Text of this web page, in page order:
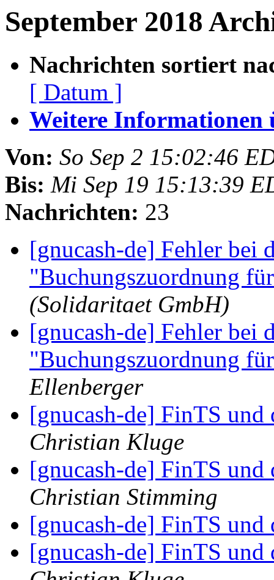
September 2018
Nachrichten sortiert
[ Datum ]
Weitere Informationen
Von: So Sep 2 15:02:46
Bis: Mi Sep 19 15:13:39
Nachrichten: 23
[gnucash-de] Fehler bei
"Buchungszuordnung
(Solidaritaet GmbH)
[gnucash-de] Fehler bei
"Buchungszuordnung
Ellenberger
[gnucash-de] FinTS
Christian Kluge
[gnucash-de] FinTS
Christian Stimming
[gnucash-de] FinTS
[gnucash-de] FinTS